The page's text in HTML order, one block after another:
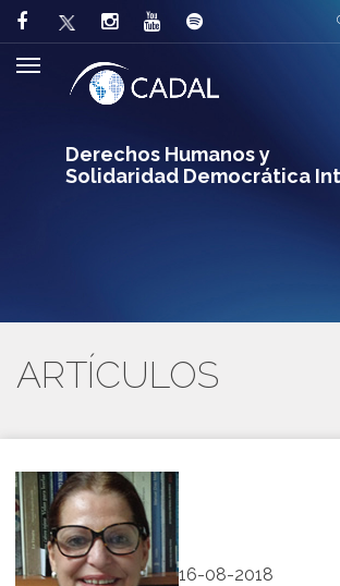
Derechos Humanos y
Solidaridad Democrática
ARTÍCULOS
16-08-2018